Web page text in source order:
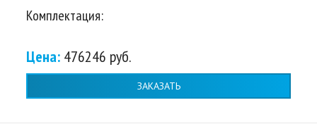
Комплектация:
Цена: 476246 руб.
ЗАКАЗАТЬ